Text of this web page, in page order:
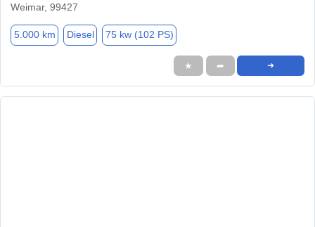
Weimar, 99427
5.000 km Diesel 75 kw (102 PS)
★ ➦ ➜